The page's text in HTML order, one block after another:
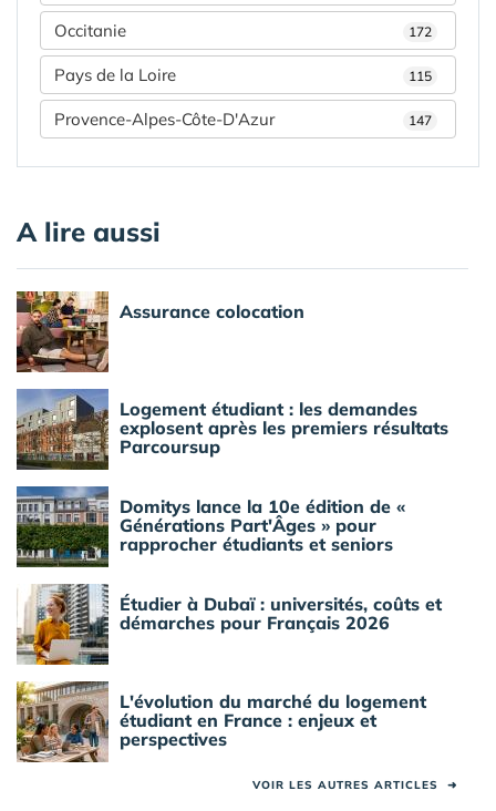
Occitanie 172
Pays de la Loire 115
Provence-Alpes-Côte-D'Azur 147
A lire aussi
Assurance colocation
Logement étudiant : les demandes
explosent après les premiers résultats
Parcoursup
Domitys lance la 10e édition de «
Générations Part'Âges » pour
rapprocher étudiants et seniors
Étudier à Dubaï : universités, coûts et
démarches pour Français 2026
L'évolution du marché du logement
étudiant en France : enjeux et
perspectives
VOIR LES AUTRES ARTICLES ➜